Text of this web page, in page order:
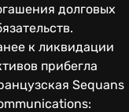
долговых
к ликвидации
прибегла
Sequans